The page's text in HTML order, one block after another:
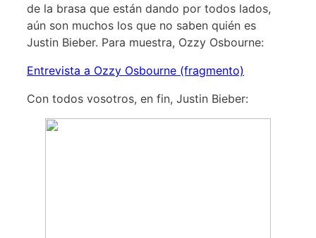
de la brasa que están dando por todos lados,
aún son muchos los que no saben quién es
Justin Bieber. Para muestra, Ozzy Osbourne:
Entrevista a Ozzy Osbourne (fragmento)
Con todos vosotros, en fin, Justin Bieber: